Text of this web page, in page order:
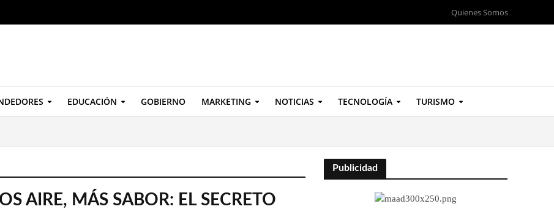
Quienes Somos
EDUCACIÓN GOBIERNO MARKETING NOTICIAS TECNOLOGÍA TURISMO
AIRE, MÁS SABOR: EL SECRETO
Publicidad